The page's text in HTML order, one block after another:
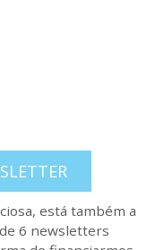
está também a
6 newsletters